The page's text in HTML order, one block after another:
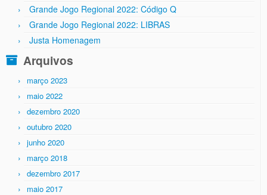
Grande Jogo Regional 2022: Código Q
Grande Jogo Regional 2022: LIBRAS
Justa Homenagem
Arquivos
março 2023
maio 2022
dezembro 2020
outubro 2020
junho 2020
março 2018
dezembro 2017
maio 2017